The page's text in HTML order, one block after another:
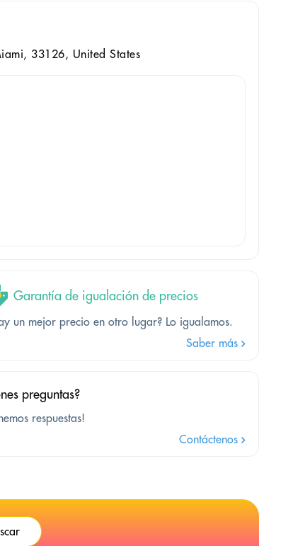
33126, United States
Garantía de igualación de precios
un mejor precio en otro lugar? Lo igualamos.
Saber más
preguntas?
respuestas!
Contáctenos